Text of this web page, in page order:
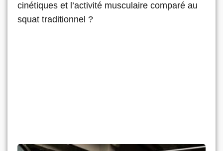
cinétiques et l’activité musculaire comparé au
squat traditionnel ?